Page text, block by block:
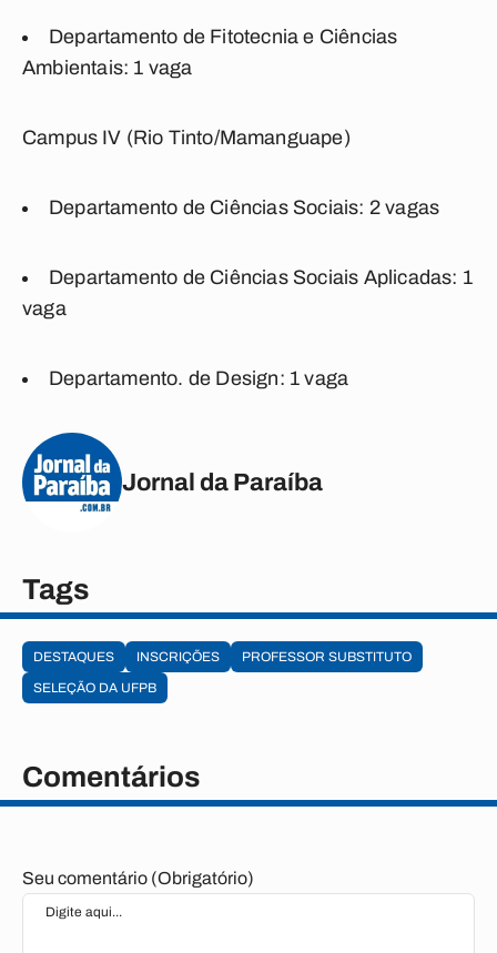
Departamento de Fitotecnia e Ciências
Ambientais: 1 vaga
Campus IV (Rio Tinto/Mamanguape)
Departamento de Ciências Sociais: 2 vagas
Departamento de Ciências Sociais Aplicadas: 1
vaga
Departamento. de Design: 1 vaga
Jornal da Paraíba
Tags
DESTAQUES INSCRIÇÕES
PROFESSOR SUBSTITUTO
SELEÇÃO DA UFPB
Comentários
Seu comentário (Obrigatório)